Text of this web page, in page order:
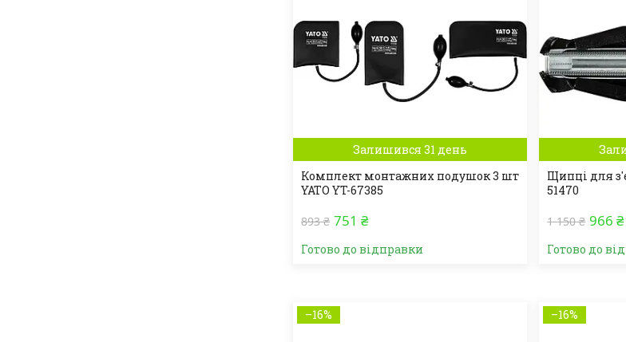
Залишився 31 день
Комплект монтажних подушок 3 шт
YATO YT-67385
893 ₴ 751 ₴
Готово до відправки
Щипці для
51470
1 150 ₴ 966 ₴
Готово до
–16% –16%